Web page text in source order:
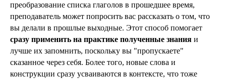
преобразование списка глаголов в прошедшее время,
преподаватель может попросить вас рассказать о том, что
вы делали в прошлые выходные. Этот способ помогает
сразу применить на практике полученные знания и
лучше их запомнить, поскольку вы "пропускаете"
сказанное через себя. Более того, новые слова и
конструкции сразу усваиваются в контексте, что тоже